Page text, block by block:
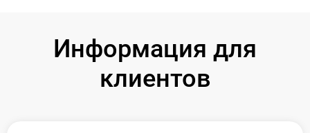
Информация для
клиентов